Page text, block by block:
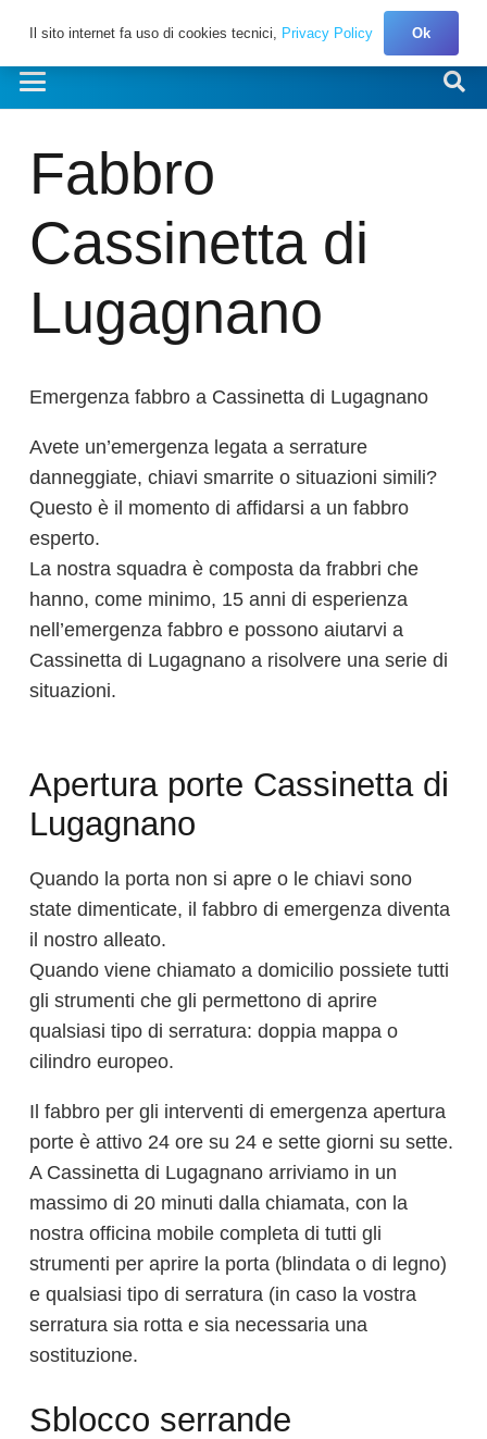
Fabbro
Cassinetta di
Lugagnano
Emergenza fabbro a Cassinetta di Lugagnano
Avete un’emergenza legata a serrature
danneggiate, chiavi smarrite o situazioni simili?
Questo è il momento di affidarsi a un fabbro
esperto.
La nostra squadra è composta da frabbri che
hanno, come minimo, 15 anni di esperienza
nell’emergenza fabbro e possono aiutarvi a
Cassinetta di Lugagnano a risolvere una serie di
situazioni.
Apertura porte Cassinetta di
Lugagnano
Quando la porta non si apre o le chiavi sono
state dimenticate, il fabbro di emergenza diventa
il nostro alleato.
Quando viene chiamato a domicilio possiete tutti
gli strumenti che gli permettono di aprire
qualsiasi tipo di serratura: doppia mappa o
cilindro europeo.
Il fabbro per gli interventi di emergenza apertura
porte è attivo 24 ore su 24 e sette giorni su sette.
A Cassinetta di Lugagnano arriviamo in un
massimo di 20 minuti dalla chiamata, con la
nostra officina mobile completa di tutti gli
strumenti per aprire la porta (blindata o di legno)
e qualsiasi tipo di serratura (in caso la vostra
serratura sia rotta e sia necessaria una
sostituzione.
Sblocco serrande
Il sito internet fa uso di cookies tecnici, Privacy Policy Ok